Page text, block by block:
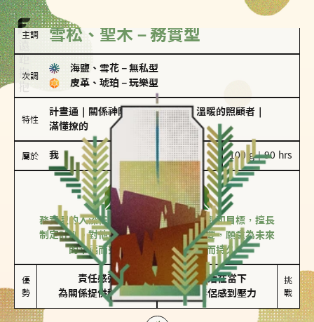
主調 雪松、聖木－務實型
次調
海鹽、雪花 － 無私型
皮革、琥珀 － 玩樂型
特性
計畫通 關係神隊友 聖母情節｜ 溫暖的照顧者
滿懂撩的
屬於 我 100 g｜90 hrs
務實型
雪松、聖木
務實型的人深信愛情立基於共同的價值觀和目標，擅長
制定計劃。對他們來說，感情穩定最重要，願意為未來
的幸福而努力，讓愛情變得踏實而持久。
優
勢
責任感強
為關係提供穩定度
較難活在當下
易讓伴侶感到壓力
挑
戰